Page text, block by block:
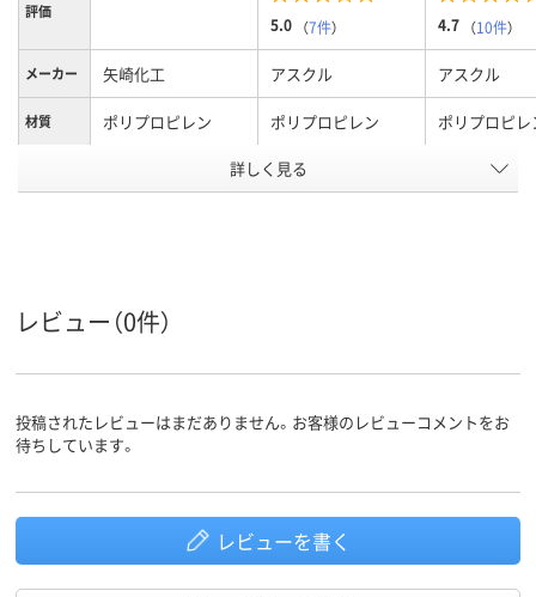
評価
5.0 （7件） 4.7 （10件）
メーカー 矢崎化工 アスクル アスクル
材質 ポリプロピレン ポリプロピレン ポリプロピレ
ループ
クリア（透明）系 クリア(透明)
詳しく見る
レビュー（0件）
投稿されたレビューはまだありません。お客様のレビューコメントをお
待ちしています。
レビューを書く